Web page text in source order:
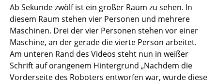
Ab Sekunde zwölf ist ein großer Raum zu sehen. In
diesem Raum stehen vier Personen und mehrere
Maschinen. Drei der vier Personen stehen vor einer
Maschine, an der gerade die vierte Person arbeitet.
Am unteren Rand des Videos steht nun in weißer
Schrift auf orangenem Hintergrund „Nachdem die
Vorderseite des Roboters entworfen war, wurde diese